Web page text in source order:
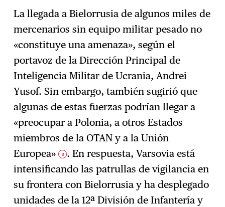
La llegada a Bielorrusia de algunos miles de
mercenarios sin equipo militar pesado no
«constituye una amenaza», según el
portavoz de la Dirección Principal de
Inteligencia Militar de Ucrania, Andrei
Yusof. Sin embargo, también sugirió que
algunas de estas fuerzas podrían llegar a
«preocupar a Polonia, a otros Estados
miembros de la OTAN y a la Unión
Europea» 8 . En respuesta, Varsovia está
intensificando las patrullas de vigilancia en
su frontera con Bielorrusia y ha desplegado
unidades de la 12ª División de Infantería y